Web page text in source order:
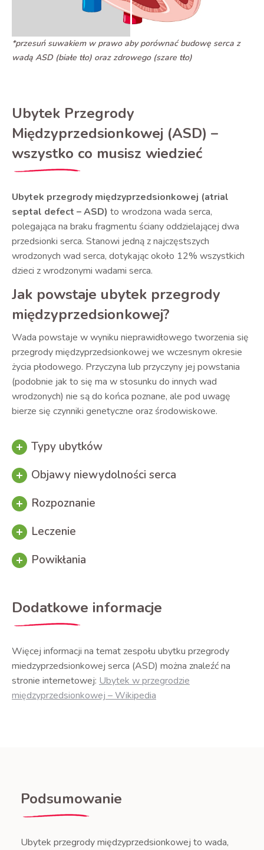
*przesuń suwakiem w prawo aby porównać budowę serca z
wadą ASD (białe tło) oraz zdrowego (szare tło)
Ubytek Przegrody
Międzyprzedsionkowej (ASD) –
wszystko co musisz wiedzieć
Ubytek przegrody międzyprzedsionkowej (atrial
septal defect – ASD) to wrodzona wada serca,
polegająca na braku fragmentu ściany oddzielającej dwa
przedsionki serca. Stanowi jedną z najczęstszych
wrodzonych wad serca, dotykając około 12% wszystkich
dzieci z wrodzonymi wadami serca.
Jak powstaje ubytek przegrody
międzyprzedsionkowej?
Wada powstaje w wyniku nieprawidłowego tworzenia się
przegrody międzyprzedsionkowej we wczesnym okresie
życia płodowego. Przyczyna lub przyczyny jej powstania
(podobnie jak to się ma w stosunku do innych wad
wrodzonych) nie są do końca poznane, ale pod uwagę
bierze się czynniki genetyczne oraz środowiskowe.
Typy ubytków
Objawy niewydolności serca
Rozpoznanie
Leczenie
Powikłania
Dodatkowe informacje
Więcej informacji na temat zespołu ubytku przegrody
miedzyprzedsionkowej serca (ASD) można znaleźć na
stronie internetowej: Ubytek w przegrodzie
międzyprzedsionkowej – Wikipedia
Podsumowanie
Ubytek przegrody międzyprzedsionkowej to wada,